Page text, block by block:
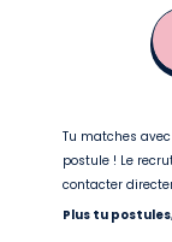
Tu matches
postule ! Le
contacter
Plus tu